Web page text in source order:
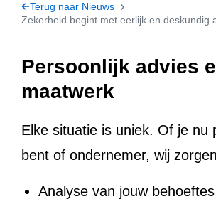
Terug naar Nieuws
Zekerheid begint met eerlijk en deskundig
Persoonlijk advies
maatwerk
Elke situatie is uniek. Of je nu
bent of ondernemer, wij
Analyse van jouw behoeftes